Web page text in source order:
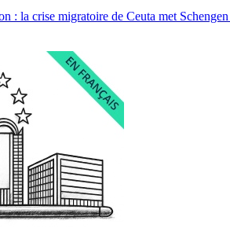
: la crise migratoire de Ceuta met